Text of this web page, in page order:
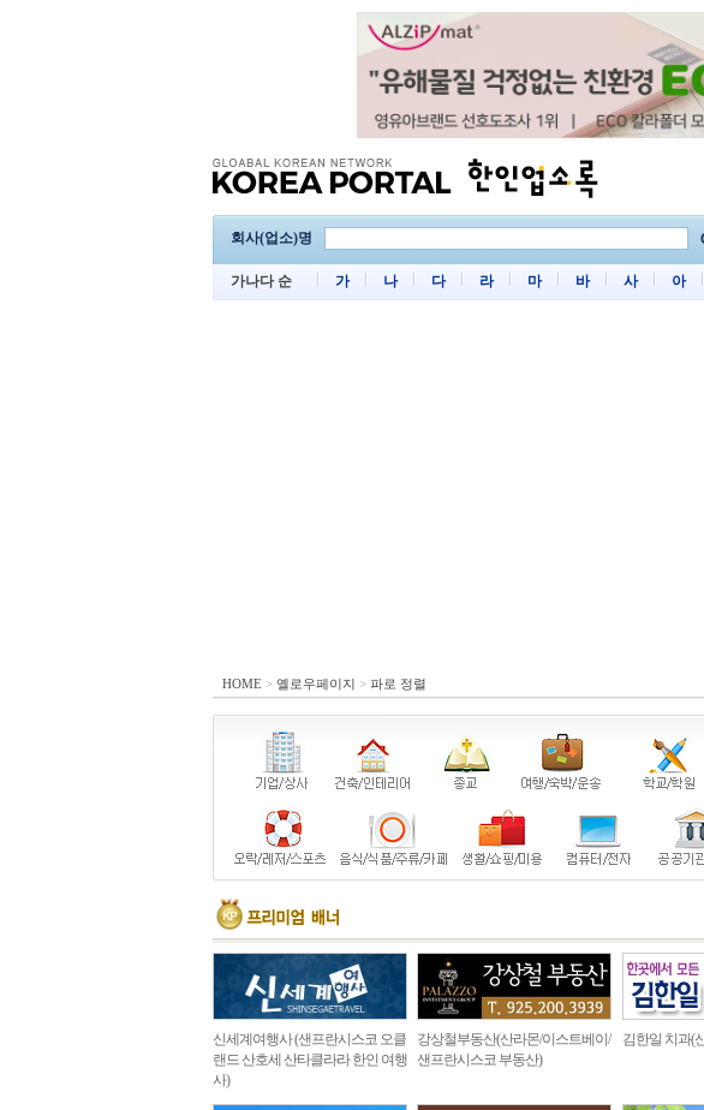
회사(업소)명
가나다 순 가 나 다 라 마 바 사 아
HOME > 옐로우페이지 > 파로 정렬
신세계여행사 (샌프란시스코 오클
랜드 산호세 산타클라라 한인 여행
사)
강상철부동산(산라몬/이스트베이/
샌프란시스코 부동산)
김한일 치과(